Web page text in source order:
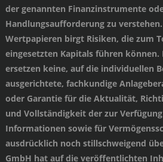
der genannten Finanzinstrumente
Handlungsaufforderung zu
Wertpapieren birgt Risiken, die zum
eingesetzten Kapitals führen
ersetzen keine, auf die individuellen
ausgerichtete, fachkundige
oder Garantie für die Aktualität,
und Vollständigkeit der zur
Informationen sowie für
ausdrücklich noch stillschweigend
GmbH hat auf die veröffentlichten